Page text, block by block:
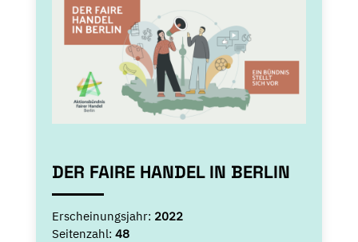
DER FAIRE HANDEL IN BERLIN
Erscheinungsjahr: 2022
Seitenzahl: 48